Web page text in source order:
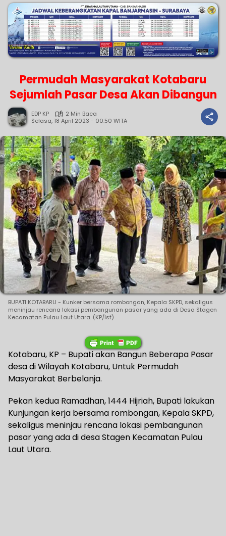
Permudah Masyarakat Kotabaru
Sejumlah Pasar Desa Akan Dibangun
EDP KP
2 Min Baca
Selasa, 18 April 2023 - 00:50 WITA
BUPATI KOTABARU - Kunker bersama rombongan, Kepala SKPD, sekaligus
meninjau rencana lokasi pembangunan pasar yang ada di Desa Stagen
Kecamatan Pulau Laut Utara. (KP/Ist)
Kotabaru, KP – Bupati akan Bangun Beberapa Pasar
desa di Wilayah Kotabaru, Untuk Permudah
Masyarakat Berbelanja.
Pekan kedua Ramadhan, 1444 Hijriah, Bupati lakukan
Kunjungan kerja bersama rombongan, Kepala SKPD,
sekaligus meninjau rencana lokasi pembangunan
pasar yang ada di desa Stagen Kecamatan Pulau
Laut Utara.